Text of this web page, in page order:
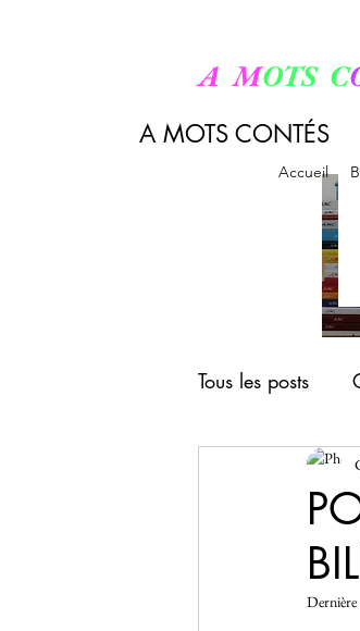
A MOTS C
Accueil
Tous les posts
A MOTS CONTÉS